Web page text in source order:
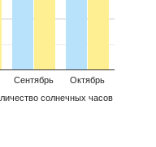
солнечных часов
Сентябрь Октябрь